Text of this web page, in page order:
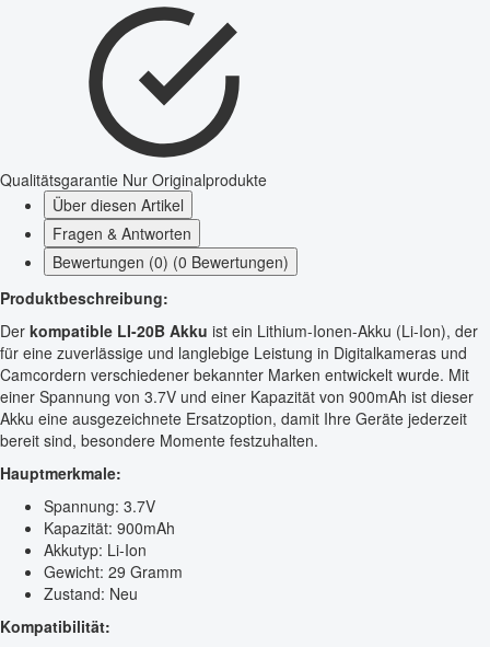
Qualitätsgarantie Nur Originalprodukte
Über diesen Artikel
Fragen & Antworten
Bewertungen (0) (0 Bewertungen)
Produktbeschreibung:
Der kompatible LI-20B Akku ist ein Lithium-Ionen-Akku (Li-Ion), der
für eine zuverlässige und langlebige Leistung in Digitalkameras und
Camcordern verschiedener bekannter Marken entwickelt wurde. Mit
einer Spannung von 3.7V und einer Kapazität von 900mAh ist dieser
Akku eine ausgezeichnete Ersatzoption, damit Ihre Geräte jederzeit
bereit sind, besondere Momente festzuhalten.
Hauptmerkmale:
Spannung: 3.7V
Kapazität: 900mAh
Akkutyp: Li-Ion
Gewicht: 29 Gramm
Zustand: Neu
Kompatibilität: